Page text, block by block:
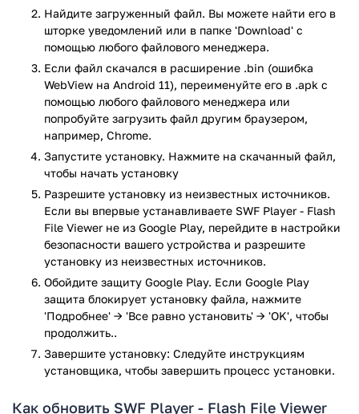
запуска вам будет продемонстрирован главный экран
приложения, на нём должны быть показаны все пути на
вашем устройстве (как правило это может быть просто
память телефона или флэш-карта + память телефона).
Затем, по необходимости вы можете выбрать нужный путь
и найти видео, которое необходимо для вас. Запуск видео
совершается всего одним кликом (кликнуть нужно
непосредственно на видео). Видео производится в том
качестве, в котором оно было записано или скачано на
вашем устройстве. Приложение никак не сможет повлиять
на качественно видео. Также вам доступны некоторые
настройки внутри приложения. Для того, чтобы перейти к
настройкам вам необходимо в главном меню приложения
нажать на три точки в верхнем левом углу. Затем нажать
на кнопку «Settings». Зайдя в настройки вы с лёгкостью
можете делать некоторые изменения. К примеру, вы
можете изменять внешний вид приложения (всего
существует два варианта: белый и чёрный, а также можно
включить автоматический режим).
Особенности данного приложения SWF
Player Free:
Доступный и понятный плеер, разобраться в нём
Найдите загруженный файл. Вы можете найти его в
шторке уведомлений или в папке 'Download' с
помощью любого файлового менеджера.
Если файл скачался в расширение .bin (ошибка
WebView на Android 11), переименуйте его в .apk с
помощью любого файлового менеджера или
попробуйте загрузить файл другим браузером,
например, Chrome.
Запустите установку. Нажмите на скачанный файл,
чтобы начать установку
Разрешите установку из неизвестных источников.
Если вы впервые устанавливаете SWF Player - Flash
File Viewer не из Google Play, перейдите в настройки
безопасности вашего устройства и разрешите
установку из неизвестных источников.
Обойдите защиту Google Play. Если Google Play
защита блокирует установку файла, нажмите
'Подробнее' → 'Все равно установить' → 'OK', чтобы
продолжить..
Завершите установку: Следуйте инструкциям
установщика, чтобы завершить процесс установки.
Как обновить SWF Player - Flash File Viewer